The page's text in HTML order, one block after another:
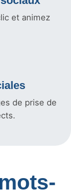
et animez
de prise de